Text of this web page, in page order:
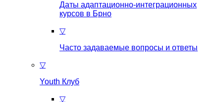
Даты адаптационно-интеграционных
курсов в Брно
▽
Часто задаваемые вопросы и ответы
▽
Youth Клуб
▽